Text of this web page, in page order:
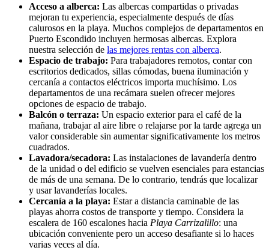
Acceso a alberca: Las albercas compartidas o privadas
mejoran tu experiencia, especialmente después de días
calurosos en la playa. Muchos complejos de departamentos en
Puerto Escondido incluyen hermosas albercas. Explora
nuestra selección de las mejores rentas con alberca.
Espacio de trabajo: Para trabajadores remotos, contar con
escritorios dedicados, sillas cómodas, buena iluminación y
cercanía a contactos eléctricos importa muchísimo. Los
departamentos de una recámara suelen ofrecer mejores
opciones de espacio de trabajo.
Balcón o terraza: Un espacio exterior para el café de la
mañana, trabajar al aire libre o relajarse por la tarde agrega un
valor considerable sin aumentar significativamente los metros
cuadrados.
Lavadora/secadora: Las instalaciones de lavandería dentro
de la unidad o del edificio se vuelven esenciales para estancias
de más de una semana. De lo contrario, tendrás que localizar
y usar lavanderías locales.
Cercanía a la playa: Estar a distancia caminable de las
playas ahorra costos de transporte y tiempo. Considera la
escalera de 160 escalones hacia Playa Carrizalillo: una
ubicación conveniente pero un acceso desafiante si lo haces
varias veces al día.